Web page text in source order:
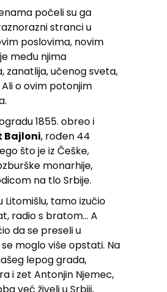
počeli su ga
stranci u
poslovima, novim
među njima
zanatlija, učenog sveta,
Ali o ovim potonjim
1855. obreo i
Bajloni, rođen 44
što je iz Češke,
monarhije,
na tlo Srbije.
Litomišlu, tamo izučio
radio s bratom… A
da se preseli u
se moglo više opstati. Na
lepog grada,
i zet Antonjin Njemec,